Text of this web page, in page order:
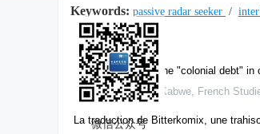
微信公众号
Keywords: passive radar seeker /
We recommend
The philosophy of the "colonial debt"
Desire Kazadi Wa Kabwe, French
La traduction de Bitterkomix, une